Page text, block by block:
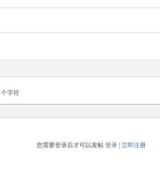
个字符
您需要登录后才可以发帖登录 |立即注册